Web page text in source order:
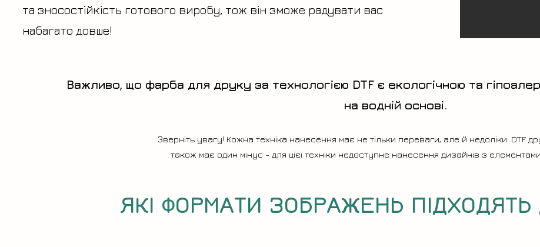
та зносостійкість готового виробу, тож він зможе радувати вас
набагато довше!
Важливо, що фарба для друку за технологією DTF є екологічною та
на водній основі.
Зверніть увагу! Кожна техніка нанесення має не тільки переваги, але й недоліки. DTF
також має один мінус - для цієї техніки недоступне нанесення дизайнів з
ЯКІ ФОРМАТИ ЗОБРАЖЕНЬ ПІДХОДЯТЬ